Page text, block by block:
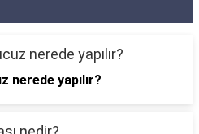
nerede yapılır?